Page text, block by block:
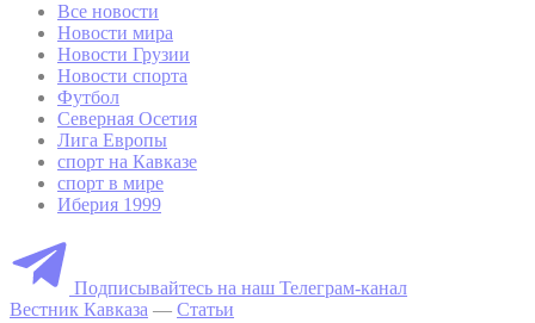
Все новости
Новости мира
Новости Грузии
Новости спорта
Футбол
Северная Осетия
Лига Европы
спорт на Кавказе
спорт в мире
Иберия 1999
Подписывайтесь на наш Телеграм-канал
Вестник Кавказа — Статьи